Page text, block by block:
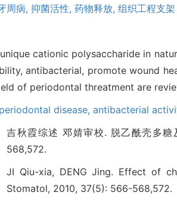
周病, 抑菌活性, 药物释放, 组织工程支架
cationic polysaccharide in
antibacterial, promote wound
of periodontal threatment are
periodontal disease, antibacterial
吉秋霞综述 邓婧审校. 脱乙酰壳多
568,572.
JI Qiu-xia, DENG Jing. Effect of
Stomatol, 2010, 37(5): 566-568,572.